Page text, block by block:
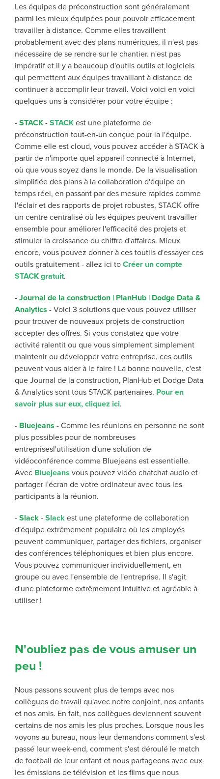
Les équipes de préconstruction sont généralement
parmi les mieux équipées pour pouvoir efficacement
travailler à distance. Comme elles travaillent
probablement avec des plans numériques, il n'est pas
nécessaire de se rendre sur le chantier. n'est pas
impératif et il y a beaucoup d'outils outils et logiciels
qui permettent aux équipes travaillant à distance de
continuer à accomplir leur travail. Voici voici en voici
quelques-uns à considérer pour votre équipe :
- STACK - STACK est une plateforme de
préconstruction tout-en-un conçue pour la l'équipe.
Comme elle est cloud, vous pouvez accéder à STACK à
partir de n'importe quel appareil connecté à Internet,
où que vous soyez dans le monde. De la visualisation
simplifiée des plans à la collaboration d'équipe en
temps réel, en passant par des mesure rapides comme
l'éclair et des rapports de projet robustes, STACK offre
un centre centralisé où les équipes peuvent travailler
ensemble pour améliorer l'efficacité des projets et
stimuler la croissance du chiffre d'affaires. Mieux
encore, vous pouvez donner à ces toutils d'essayer ces
outils gratuitement - allez ici to Créer un compte
STACK gratuit.
- Journal de la construction | PlanHub | Dodge Data &
Analytics - Voici 3 solutions que vous pouvez utiliser
pour trouver de nouveaux projets de construction
accepter des offres. Si vous constatez que votre
activité ralentit ou que vous simplement simplement
maintenir ou développer votre entreprise, ces outils
peuvent vous aider à le faire ! La bonne nouvelle, c'est
que Journal de la construction, PlanHub et Dodge Data
& Analytics sont tous STACK partenaires. Pour en
savoir plus sur eux, cliquez ici.
- Bluejeans - Comme les réunions en personne ne sont
plus possibles pour de nombreuses
entreprisesl'utilisation d'une solution de
vidéoconférence comme Bluejeans est essentielle.
Avec Bluejeans vous pouvez vidéo chatchat audio et
partager l'écran de votre ordinateur avec tous les
participants à la réunion.
- Slack - Slack est une plateforme de collaboration
d'équipe extrêmement populaire où les employés
peuvent communiquer, partager des fichiers, organiser
des conférences téléphoniques et bien plus encore.
Vous pouvez communiquer individuellement, en
groupe ou avec l'ensemble de l'entreprise. Il s'agit
d'une plateforme extrêmement intuitive et agréable à
utiliser !
N'oubliez pas de vous amuser un
peu !
Nous passons souvent plus de temps avec nos
collègues de travail qu'avec notre conjoint, nos enfants
et nos amis. En fait, nos collègues deviennent souvent
certains de nos amis les plus proches. Lorsque nous les
voyons au bureau, nous leur demandons comment s'est
passé leur week-end, comment s'est déroulé le match
de football de leur enfant et nous partageons avec eux
les émissions de télévision et les films que nous